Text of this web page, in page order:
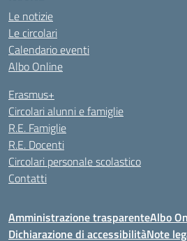
Le notizie
Le circolari
Calendario eventi
Albo Online
Erasmus+
Circolari alunni e famiglie
R.E. Famiglie
R.E. Docenti
Circolari personale scolastico
Contatti
Amministrazione trasparenteAlbo
Dichiarazione di accessibilitàNote